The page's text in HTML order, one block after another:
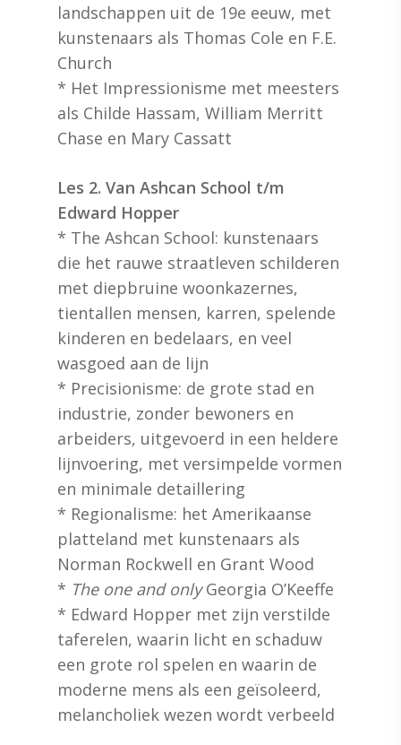
landschappen uit de 19e eeuw, met
kunstenaars als Thomas Cole en F.E.
Church
* Het Impressionisme met meesters
als Childe Hassam, William Merritt
Chase en Mary Cassatt
Les 2. Van Ashcan School t/m
Edward Hopper
* The Ashcan School: kunstenaars
die het rauwe straatleven schilderen
met diepbruine woonkazernes,
tientallen mensen, karren, spelende
kinderen en bedelaars, en veel
wasgoed aan de lijn
* Precisionisme: de grote stad en
industrie, zonder bewoners en
arbeiders, uitgevoerd in een heldere
lijnvoering, met versimpelde vormen
en minimale detaillering
* Regionalisme: het Amerikaanse
platteland met kunstenaars als
Norman Rockwell en Grant Wood
* The one and onlyGeorgia O’Keeffe
* Edward Hopper met zijn verstilde
taferelen, waarin licht en schaduw
een grote rol spelen en waarin de
moderne mens als een geïsoleerd,
melancholiek wezen wordt verbeeld